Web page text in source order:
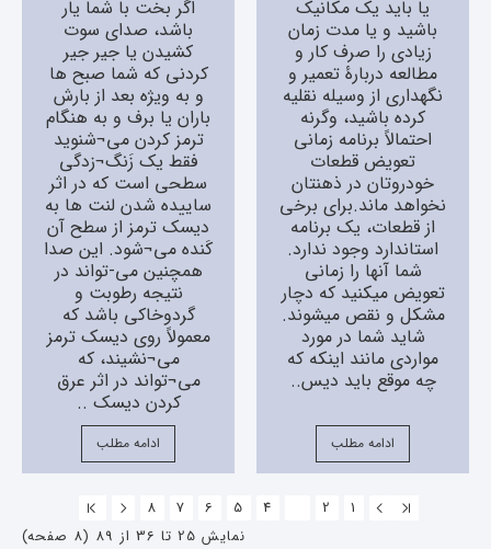
یا باید یک مکانیک
باشید و یا مدت زمان
زیادی را صرف کار و
مطالعه دربارۀ تعمیر و
نگهداری از وسیله نقلیه
کرده باشید، وگرنه
احتمالاً برنامه زمانی
تعویض قطعات
خودروتان در ذهنتان
نخواهد ماند.برای برخی
از قطعات، یک برنامه
استاندارد وجود ندارد.
شما آنها را زمانی
تعویض میکنید که دچار
مشکل و نقص میشوند.
شاید شما در مورد
مواردی مانند اینکه که
چه موقع باید دیس..
ادامه مطلب
اگر بخت با شما یار
باشد، صدای سوت
کشیدن یا جیر جیر
کردنی که شما صبح ها
و به ویژه بعد از بارش
باران یا برف و به هنگام
ترمز کردن می¬شنوید
فقط یک زَنگ¬زدگی
سطحی است که در اثر
ساییده شدن لنت ها به
دیسک ترمز از سطح آن
کَنده می¬شود. این صدا
همچنین می-تواند در
نتیجه رطوبت و
گردوخاکی باشد که
معمولاً روی دیسک ترمز
می¬نشیند، که
می¬تواند در اثر عرق
کردن دیسک ..
ادامه مطلب
1
2
4
5
6
7
8
نمایش 25 تا 36 از 89 (8 صفحه)